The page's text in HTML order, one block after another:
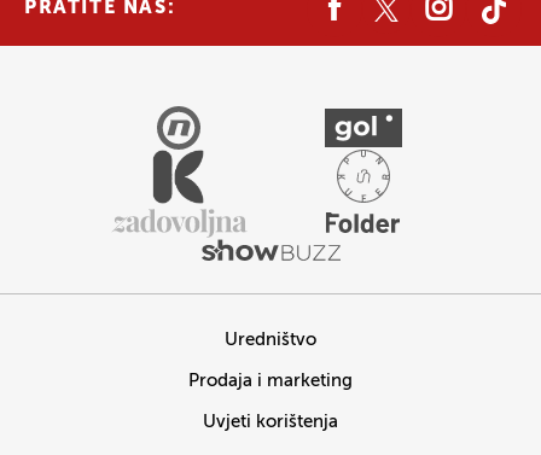
PRATITE NAS:
Uredništvo
Prodaja i marketing
Uvjeti korištenja